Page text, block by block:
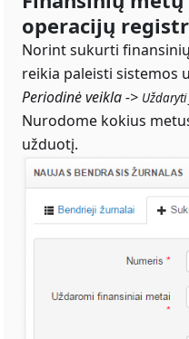
operacijų
Norint sukurti
reikia paleisti sistemos
Periodinė veikla ->
Nurodome kokius
užduotį.